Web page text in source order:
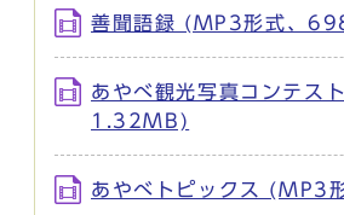
善聞語録 (MP3形式、
あやべ観光写真コンテス
1.32MB)
あやべトピックス (MP3